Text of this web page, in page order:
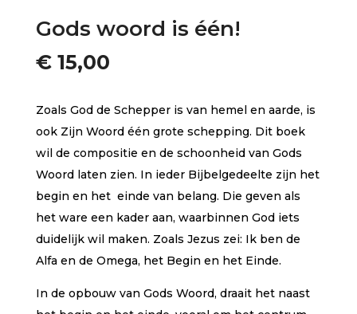
Gods woord is één!
€15,00
Zoals God de Schepper is van hemel en aarde, is
ook Zijn Woord één grote schepping. Dit boek
wil de compositie en de schoonheid van Gods
Woord laten zien. In ieder Bijbelgedeelte zijn het
begin en het einde van belang. Die geven als
het ware een kader aan, waarbinnen God iets
duidelijk wil maken. Zoals Jezus zei: Ik ben de
Alfa en de Omega, het Begin en het Einde.
In de opbouw van Gods Woord, draait het naast